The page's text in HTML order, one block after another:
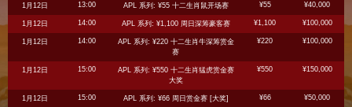
1月12日 13:00 APL 系列: ¥55 十二生肖鼠开场赛 ¥55 ¥40,000
1月12日 14:00 APL 系列: ¥1,100 周日深筹豪客赛 ¥1,100 ¥100,000
1月12日 14:00
APL 系列: ¥220 十二生肖牛深筹赏金
赛
¥220 ¥100,000
1月12日 15:00
APL 系列: ¥550 十二生肖猛虎赏金赛
大奖
¥550 ¥150,000
1月12日 15:00 APL 系列: ¥66 周日赏金赛 [大奖] ¥66 ¥50,000